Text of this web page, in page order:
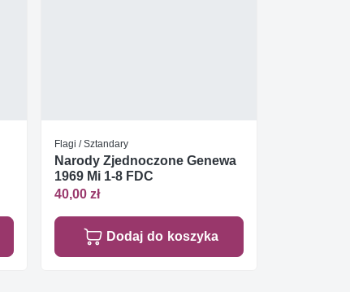
Flagi / Sztandary
Narody Zjednoczone Genewa
1969 Mi 1-8 FDC
40,00 zł
Dodaj do koszyka